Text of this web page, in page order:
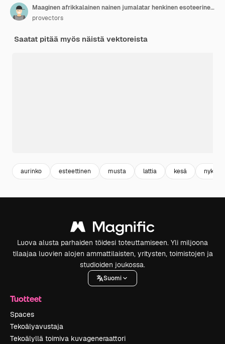
Maaginen afrikkalainen nainen jumalatar henkinen esoteerinen harmonia tasapaino rituaali julistesarja vektori tasainen
provectors
Saatat pitää myös näistä vektoreista
aurinko esteettinen musta lattia kesä
Luova alusta parhaiden töidesi toteuttamiseen. Yli miljoona
tilaajaa luovien alojen ammattilaisten, yritysten, toimistojen ja
studioiden joukossa.
Suomi
Tuotteet
Spaces
Tekoälyavustaja
Tekoälyllä toimiva kuvageneraattori